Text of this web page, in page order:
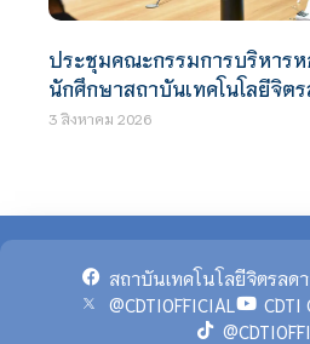
ประชุมคณะกรรมการบริหาร
นักศึกษาสถาบันเทคโนโลยีจิต
3 สิงหาคม 2026
สถาบันเทคโนโลยีจิตรลดา
@CDTIOFFICIAL
CDTI